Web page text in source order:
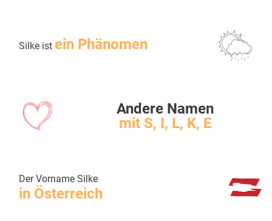
Silke ist ein Phänomen
Andere Namen
mit S, I, L, K, E
Der Vorname Silke
in Österreich